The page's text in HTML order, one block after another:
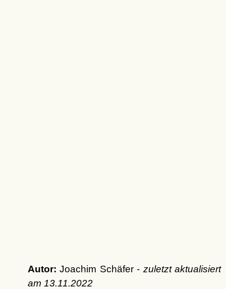
Autor: Joachim Schäfer - zuletzt aktualisiert
am 13.11.2022